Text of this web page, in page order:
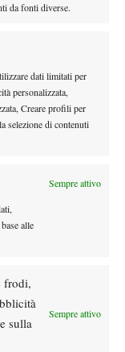
da fonti diverse.
dati limitati per
personalizzata,
Creare profili per
selezione di contenuti
Sempre attivo
alle
frodi,
sulla
Sempre attivo
sei fortunato a
stesso, perché
andare un po’ e
sorridere e
in questo sport
e dare il
Garros, cosa